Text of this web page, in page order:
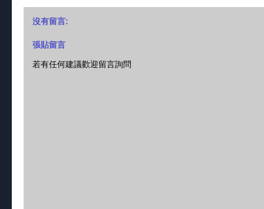
沒有留言:
張貼留言
若有任何建議歡迎留言詢問